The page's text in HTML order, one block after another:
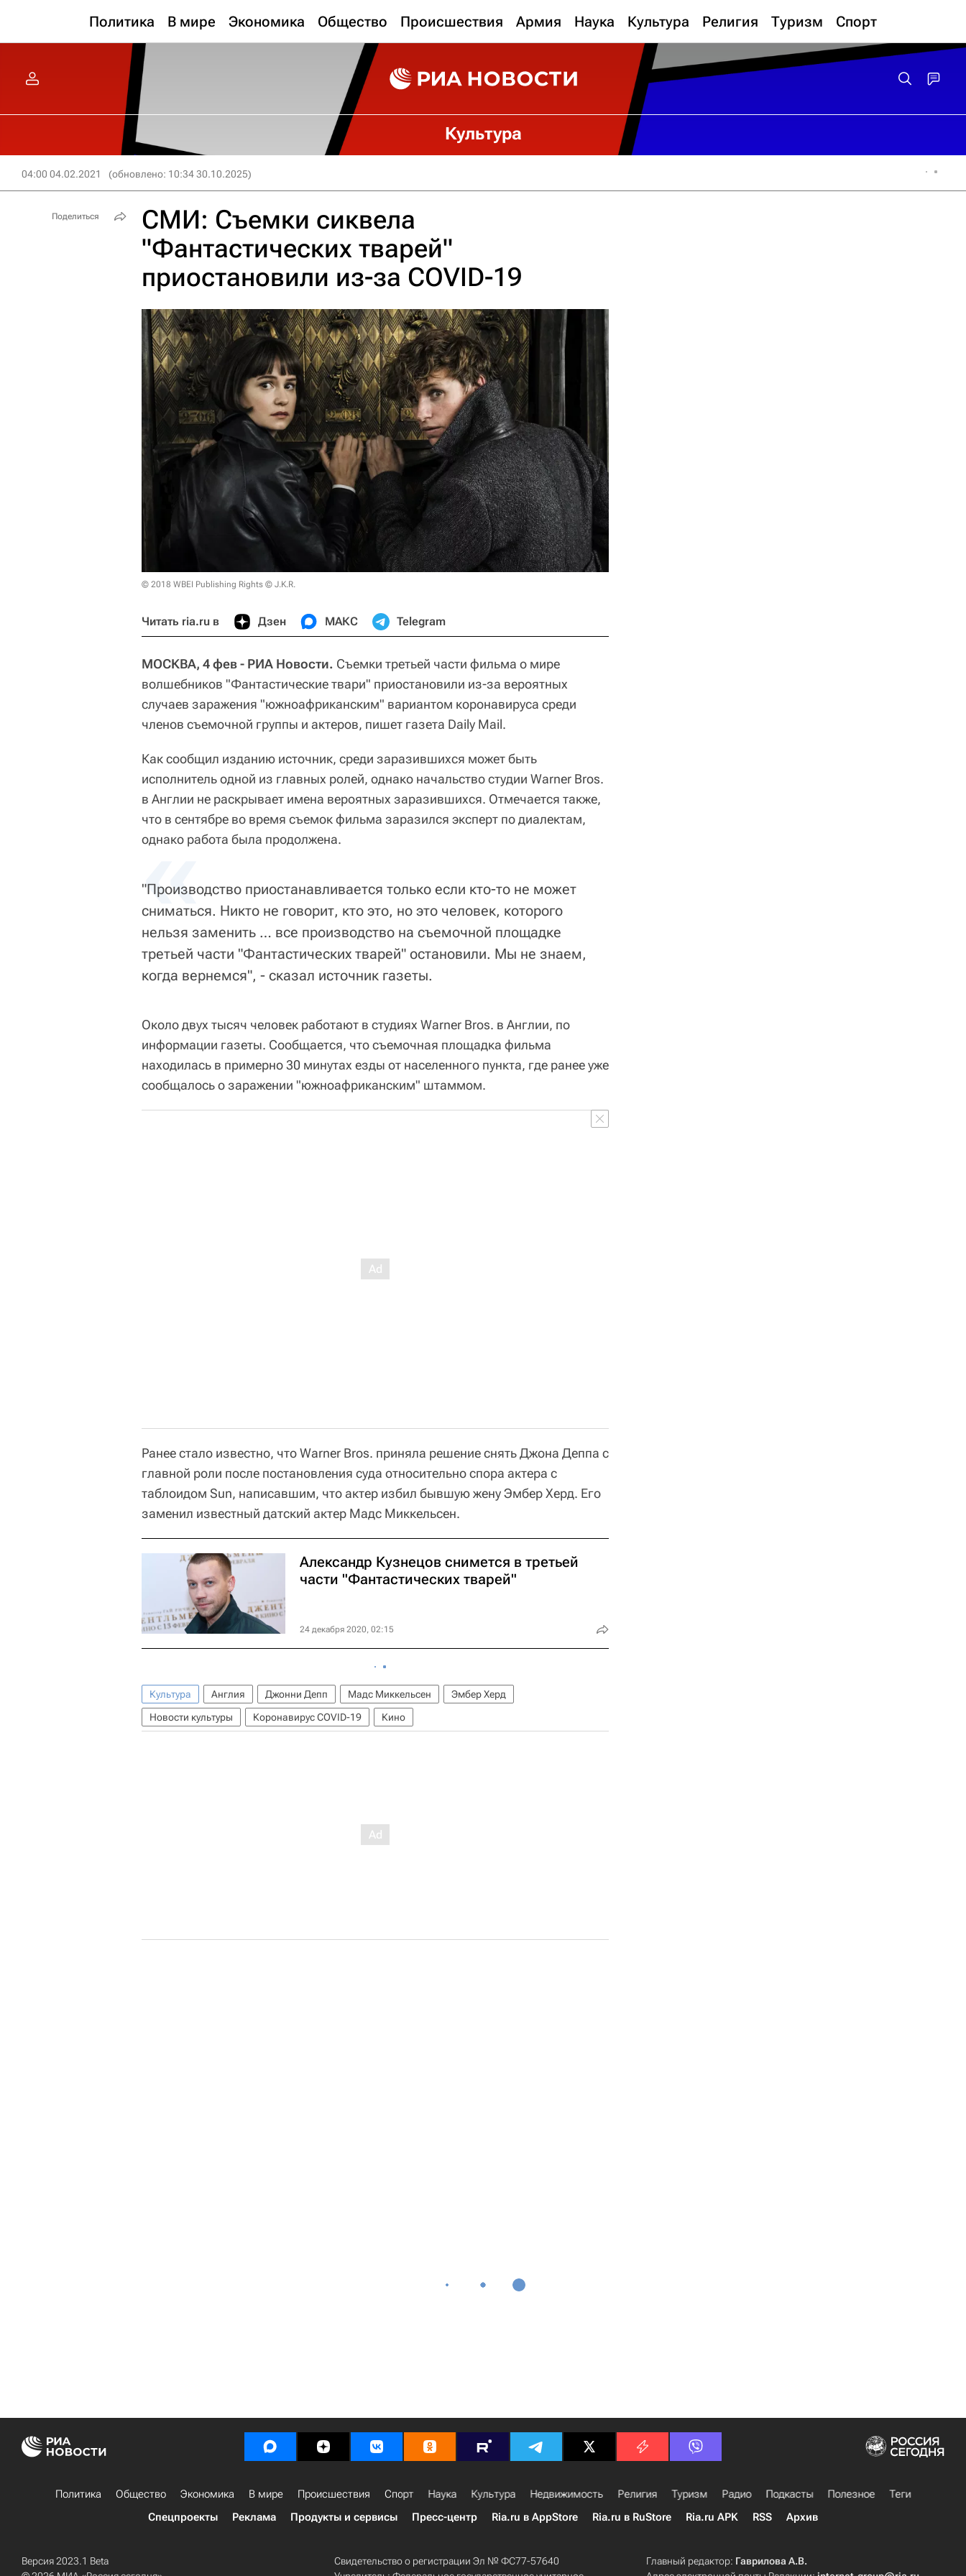
Политика В мире Экономика Общество Происшествия Армия Наука Культура Религия Туризм Спорт
Культура
04:00 04.02.2021 (обновлено: 10:34 30.10.2025)
СМИ: Съемки сиквела
"Фантастических тварей"
приостановили из-за COVID-19
© 2018 WBEI Publishing Rights © J.K.R.
Читать ria.ru в Дзен МАКС Telegram
МОСКВА, 4 фев - РИА Новости. Съемки третьей части фильма о мире
волшебников "Фантастические твари" приостановили из-за вероятных
случаев заражения "южноафриканским" вариантом коронавируса среди
членов съемочной группы и актеров, пишет газета Daily Mail.
Как сообщил изданию источник, среди заразившихся может быть
исполнитель одной из главных ролей, однако начальство студии Warner Bros.
в Англии не раскрывает имена вероятных заразившихся. Отмечается также,
что в сентябре во время съемок фильма заразился эксперт по диалектам,
однако работа была продолжена.
«
"Производство приостанавливается только если кто-то не может
сниматься. Никто не говорит, кто это, но это человек, которого
нельзя заменить … все производство на съемочной площадке
третьей части "Фантастических тварей" остановили. Мы не знаем,
когда вернемся", - сказал источник газеты.
Около двух тысяч человек работают в студиях Warner Bros. в Англии, по
информации газеты. Сообщается, что съемочная площадка фильма
находилась в примерно 30 минутах езды от населенного пункта, где ранее уже
сообщалось о заражении "южноафриканским" штаммом.
Ранее стало известно, что Warner Bros. приняла решение снять Джона Деппа с
главной роли после постановления суда относительно спора актера с
таблоидом Sun, написавшим, что актер избил бывшую жену Эмбер Херд. Его
заменил известный датский актер Мадс Миккельсен.
Александр Кузнецов снимется в третьей
части "Фантастических тварей"
24 декабря 2020, 02:15
Культура Англия Джонни Депп Мадс Миккельсен
Эмбер Херд
Новости культуры
Коронавирус COVID-19 Кино
Поделиться
Политика Общество Экономика В мире Происшествия Спорт Наука Культура Недвижимость Религия Туризм Радио Подкасты Полезное
Теги
Спецпроекты
Реклама Продукты и сервисы Пресс-центр Ria.ru в AppStore Ria.ru в RuStore Ria.ru APK RSS Архив
Версия 2023.1 Beta
Свидетельство о регистрации Эл № ФС77-57640
Главный редактор: Гаврилова А.В.